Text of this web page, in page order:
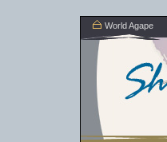
World Agape